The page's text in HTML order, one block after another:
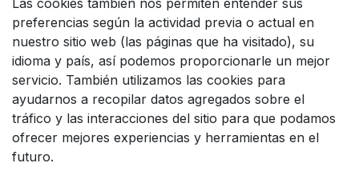
preferencias según la actividad previa o actual en
nuestro sitio web (las páginas que ha visitado), su
idioma y país, así podemos proporcionarle un mejor
servicio. También utilizamos las cookies para
ayudarnos a recopilar datos agregados sobre el
tráfico y las interacciones del sitio para que podamos
ofrecer mejores experiencias y herramientas en el
futuro.